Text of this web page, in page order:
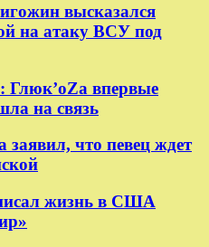
высказался
на атаку ВСУ под
Глюк’oZа впервые
на связь
что певец ждет
жизнь в США